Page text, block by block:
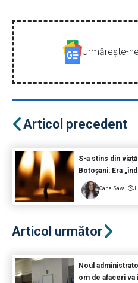
Urmăreşte-
Articol precedent
S-a stins din
Botoșani: Era
Oana Sava
Articol următor
Noul
om de afaceri va